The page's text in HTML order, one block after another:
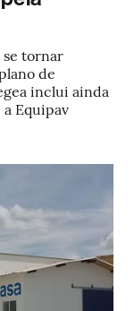
se tornar
de
inclui ainda
Equipav